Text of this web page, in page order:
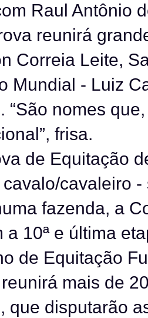
Raul Antônio
reunirá
Correia Leite,
Mundial - Luiz
“São nomes
frisa.
de Equitação
cavaleiro
fazenda, a
a 10ª e última
de Equitação
mais de
que disputarão